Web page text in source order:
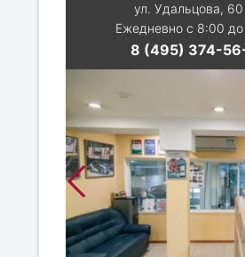
ул. Удальцова, 60
Ежедневно с 8:00
8 (495) 374-